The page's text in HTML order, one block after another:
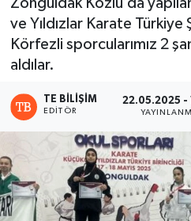
ve Yıldızlar Karate Türkiye
Körfezli sporcularımız 2
aldılar.
TE BILIŞIM
EDITÖR
22.05.2025 -